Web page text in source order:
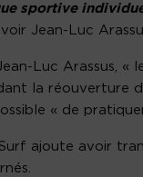
sportive
Jean-Luc
Luc Arassus, «
la réouverture
« de
ajoute avoir